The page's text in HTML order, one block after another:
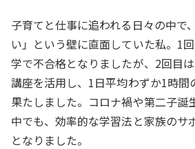
子育てと仕事に追われる日々の中で
い」という壁に直面していた私。1
学で不合格となりましたが、2回目
講座を活用し、1日平均わずか1時間
果たしました。コロナ禍や第二子誕
中でも、効率的な学習法と家族のサ
となりました。